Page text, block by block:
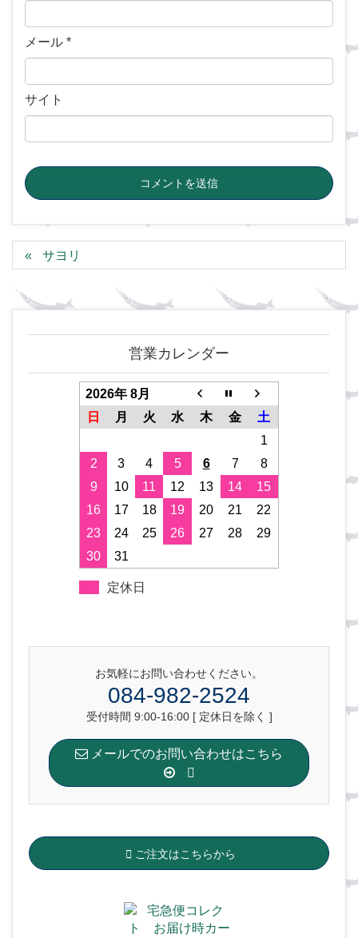
メール *
サイト
サヨリ
営業カレンダー
2026年 8月
日
月 火 水 木 金
土
1
2
3 4 5 6 7
8
9
10 11 12 13 14
15
16
17 18 19 20 21
22
23
24 25 26 27 28
29
30
31
定休日
お気軽にお問い合わせください。
084-982-2524
受付時間 9:00-16:00 [ 定休日を除く ]
メールでのお問い合わせはこちら
ご注文はこちらから